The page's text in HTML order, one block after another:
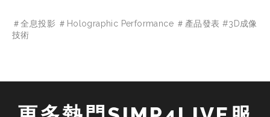
＃全息投影 ＃Holographic Performance ＃產品發表 #3D成像
技術